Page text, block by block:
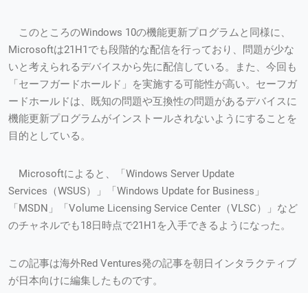
このところのWindows 10の機能更新プログラムと同様に、
Microsoftは21H1でも段階的な配信を行っており、問題が少な
いと考えられるデバイスから先に配信している。また、今回も
「セーフガードホールド」を実施する可能性が高い。セーフガ
ードホールドは、既知の問題や互換性の問題があるデバイスに
機能更新プログラムがインストールされないようにすることを
目的としている。
Microsoftによると、「Windows Server Update
Services（WSUS）」「Windows Update for Business」
「MSDN」「Volume Licensing Service Center（VLSC）」など
のチャネルでも18日時点で21H1を入手できるようになった。
この記事は海外Red Ventures発の記事を朝日インタラクティブ
が日本向けに編集したものです。